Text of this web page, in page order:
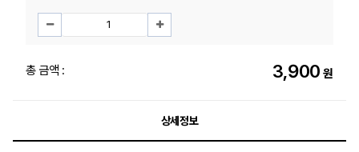
총 금액 : 3,900 원
상세정보